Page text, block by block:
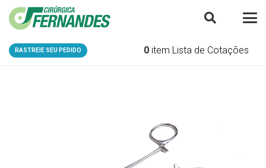
RASTREIE SEU PEDIDO 0 item Lista de Cotações